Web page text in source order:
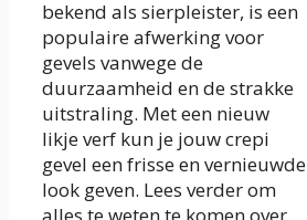
bekend als sierpleister, is een
populaire afwerking voor
gevels vanwege de
duurzaamheid en de strakke
uitstraling. Met een nieuw
likje verf kun je jouw crepi
gevel een frisse en vernieuwde
look geven. Lees verder om